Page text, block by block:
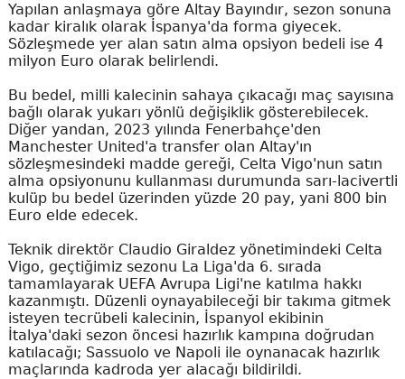
Yapılan anlaşmaya göre Altay Bayındır, sezon sonuna
kadar kiralık olarak İspanya'da forma giyecek.
Sözleşmede yer alan satın alma opsiyon bedeli ise 4
milyon Euro olarak belirlendi.
Bu bedel, milli kalecinin sahaya çıkacağı maç sayısına
bağlı olarak yukarı yönlü değişiklik gösterebilecek.
Diğer yandan, 2023 yılında Fenerbahçe'den
Manchester United'a transfer olan Altay'ın
sözleşmesindeki madde gereği, Celta Vigo'nun satın
alma opsiyonunu kullanması durumunda sarı-lacivertli
kulüp bu bedel üzerinden yüzde 20 pay, yani 800 bin
Euro elde edecek.
Teknik direktör Claudio Giraldez yönetimindeki Celta
Vigo, geçtiğimiz sezonu La Liga'da 6. sırada
tamamlayarak UEFA Avrupa Ligi'ne katılma hakkı
kazanmıştı. Düzenli oynayabileceği bir takıma gitmek
isteyen tecrübeli kalecinin, İspanyol ekibinin
İtalya'daki sezon öncesi hazırlık kampına doğrudan
katılacağı; Sassuolo ve Napoli ile oynanacak hazırlık
maçlarında kadroda yer alacağı bildirildi.